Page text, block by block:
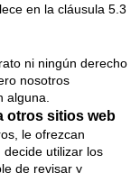
en la cláusula 5.3
ni ningún derecho
nosotros
alguna.
otros sitios web
le ofrezcan
utilizar los
de revisar y